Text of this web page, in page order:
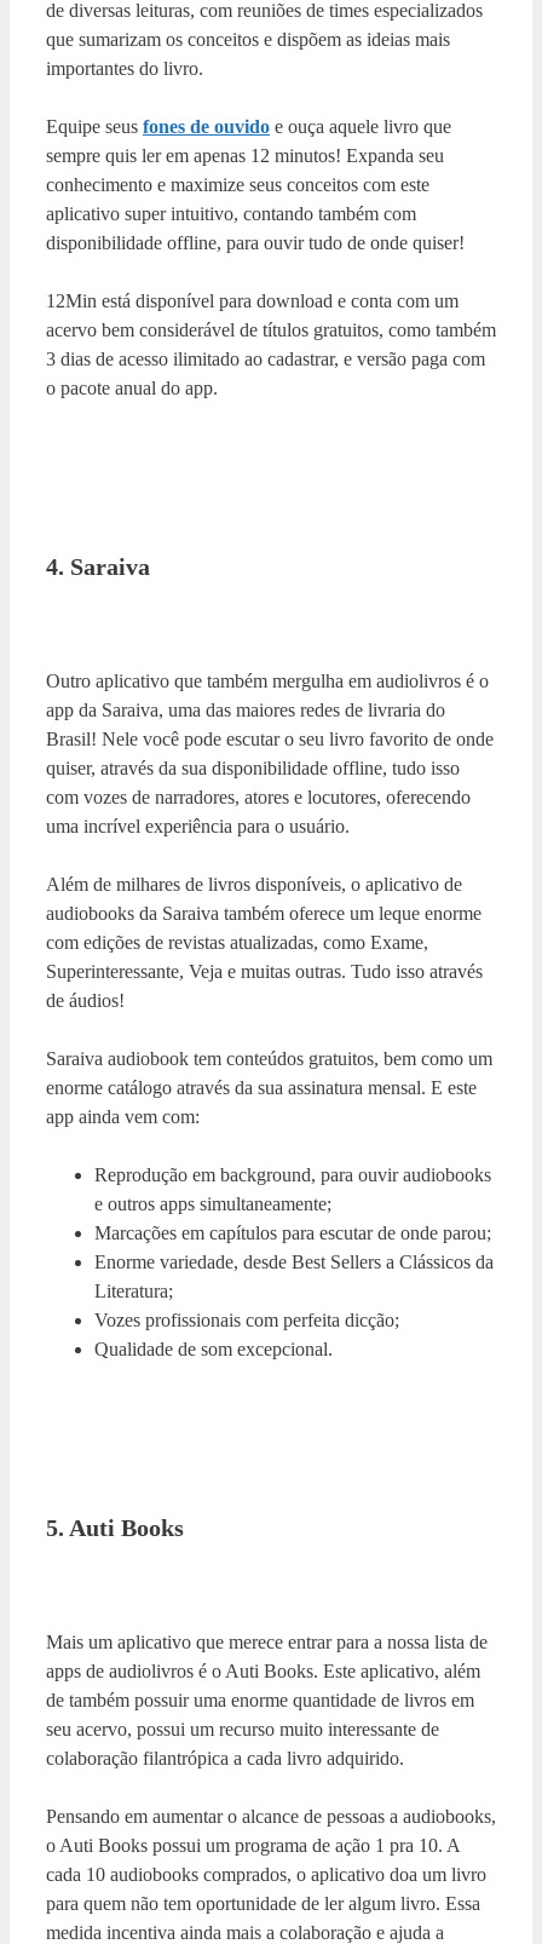
de diversas leituras, com reuniões de times especializados
que sumarizam os conceitos e dispõem as ideias mais
importantes do livro.
Equipe seus fones de ouvido e ouça aquele livro que
sempre quis ler em apenas 12 minutos! Expanda seu
conhecimento e maximize seus conceitos com este
aplicativo super intuitivo, contando também com
disponibilidade offline, para ouvir tudo de onde quiser!
12Min está disponível para download e conta com um
acervo bem considerável de títulos gratuitos, como também
3 dias de acesso ilimitado ao cadastrar, e versão paga com
o pacote anual do app.
4. Saraiva
Outro aplicativo que também mergulha em audiolivros é o
app da Saraiva, uma das maiores redes de livraria do
Brasil! Nele você pode escutar o seu livro favorito de onde
quiser, através da sua disponibilidade offline, tudo isso
com vozes de narradores, atores e locutores, oferecendo
uma incrível experiência para o usuário.
Além de milhares de livros disponíveis, o aplicativo de
audiobooks da Saraiva também oferece um leque enorme
com edições de revistas atualizadas, como Exame,
Superinteressante, Veja e muitas outras. Tudo isso através
de áudios!
Saraiva audiobook tem conteúdos gratuitos, bem como um
enorme catálogo através da sua assinatura mensal. E este
app ainda vem com:
Reprodução em background, para ouvir audiobooks
e outros apps simultaneamente;
Marcações em capítulos para escutar de onde parou;
Enorme variedade, desde Best Sellers a Clássicos da
Literatura;
Vozes profissionais com perfeita dicção;
Qualidade de som excepcional.
5. Auti Books
Mais um aplicativo que merece entrar para a nossa lista de
apps de audiolivros é o Auti Books. Este aplicativo, além
de também possuir uma enorme quantidade de livros em
seu acervo, possui um recurso muito interessante de
colaboração filantrópica a cada livro adquirido.
Pensando em aumentar o alcance de pessoas a audiobooks,
o Auti Books possui um programa de ação 1 pra 10. A
cada 10 audiobooks comprados, o aplicativo doa um livro
para quem não tem oportunidade de ler algum livro. Essa
medida incentiva ainda mais a colaboração e ajuda a